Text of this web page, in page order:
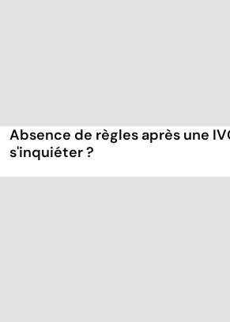
Absence de règles après une
s'inquiéter ?